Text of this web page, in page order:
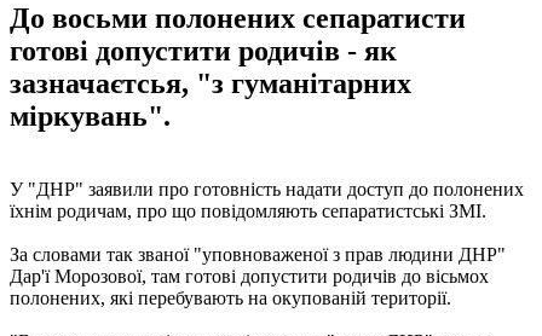
До восьми полонених сепаратисти
готові допустити родичів - як
зазначаєтсья, "з гуманітарних
міркувань".
У "ДНР" заявили про готовність надати доступ до полонених
їхнім родичам, про що повідомляють сепаратистські ЗМІ.
За словами так званої "уповноваженої з прав людини ДНР"
Дар'ї Морозової, там готові допустити родичів до вісьмох
полонених, які перебувають на окупованій території.